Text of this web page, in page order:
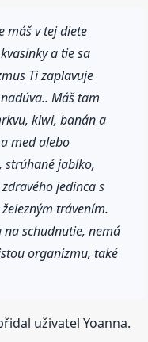
máš v tej diete
a tie sa
Ti zaplavuje
Máš tam
kiwi, banán a
med alebo
strúhané jablko,
jedinca s
trávením.
schudnutie, nemá
organizmu, také
uživatel Yoanna.